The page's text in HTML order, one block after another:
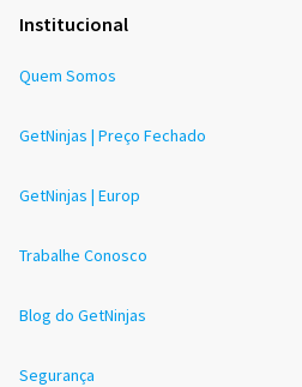
Institucional
Quem Somos
GetNinjas | Preço Fechado
GetNinjas | Europ
Trabalhe Conosco
Blog do GetNinjas
Segurança